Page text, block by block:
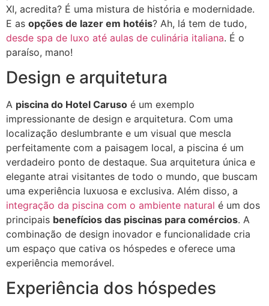
XI, acredita? É uma mistura de história e modernidade.
E as opções de lazer em hotéis? Ah, lá tem de tudo,
desde spa de luxo até aulas de culinária italiana. É o
paraíso, mano!
Design e arquitetura
A piscina do Hotel Caruso é um exemplo
impressionante de design e arquitetura. Com uma
localização deslumbrante e um visual que mescla
perfeitamente com a paisagem local, a piscina é um
verdadeiro ponto de destaque. Sua arquitetura única e
elegante atrai visitantes de todo o mundo, que buscam
uma experiência luxuosa e exclusiva. Além disso, a
integração da piscina com o ambiente natural é um dos
principais benefícios das piscinas para comércios. A
combinação de design inovador e funcionalidade cria
um espaço que cativa os hóspedes e oferece uma
experiência memorável.
Experiência dos hóspedes